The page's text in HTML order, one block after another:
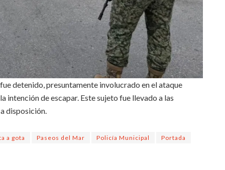
detenido, presuntamente involucrado en el ataque
intención de escapar. Este sujeto fue llevado a las
disposición.
a gota Paseos del Mar Policía Municipal Portada